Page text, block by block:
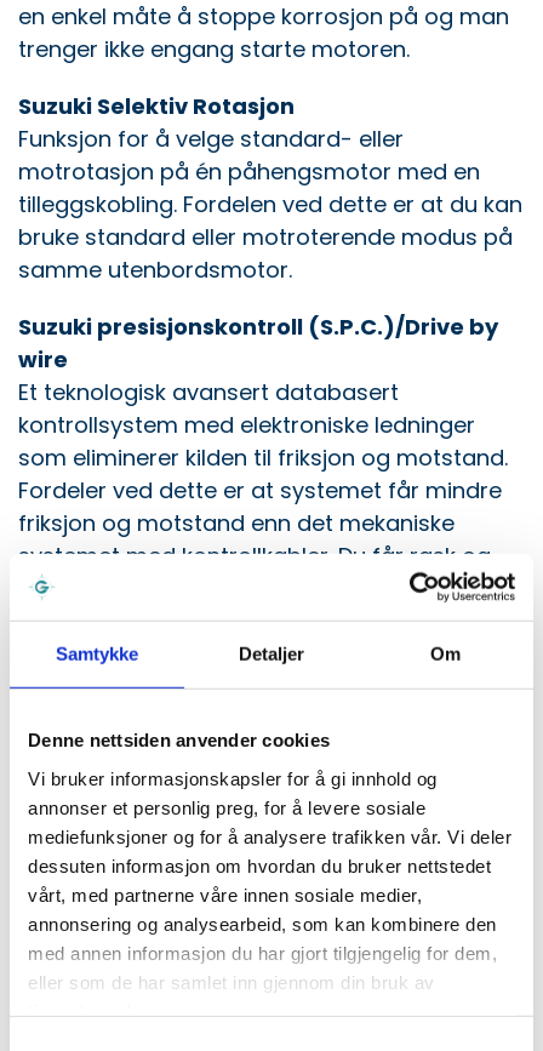
Samtykke Detaljer Om
Denne nettsiden anvender cookies
Vi bruker informasjonskapsler for å gi innhold og
annonser et personlig preg, for å levere sosiale
mediefunksjoner og for å analysere trafikken vår. Vi deler
dessuten informasjon om hvordan du bruker nettstedet
vårt, med partnerne våre innen sosiale medier,
annonsering og analysearbeid, som kan kombinere den
med annen informasjon du har gjort tilgjengelig for dem,
eller som de har samlet inn gjennom din bruk av
en enkel måte å stoppe korrosjon på og man
trenger ikke engang starte motoren.
Suzuki Selektiv Rotasjon
Funksjon for å velge standard- eller
motrotasjon på én påhengsmotor med en
tilleggskobling. Fordelen ved dette er at du kan
bruke standard eller motroterende modus på
samme utenbordsmotor.
Suzuki presisjonskontroll (S.P.C.)/Drive by
wire
Et teknologisk avansert databasert
kontrollsystem med elektroniske ledninger
som eliminerer kilden til friksjon og motstand.
Fordeler ved dette er at systemet får mindre
friksjon og motstand enn det mekaniske
systemet med kontrollkabler. Du får rask og
pålitelig drift og jevnere giring. Og når
systemet kombineres med Lean Burn,
forbedres drivstofføkonomien.
Dette systemet med offset drivaksel har
førstetrinnsreduksjon mellom veiv- og
drivakselen, og andretrinnsreduksjon inne i
girhuset. Dette designet gjør det mulig å ha et
større utvekslingsforhold, slik at motoren kan
dreie en propell med større diameter. Fordelen
ved dette er høy fremdriftseffektivitet med
propell med stor diameter, raftig fremdrift